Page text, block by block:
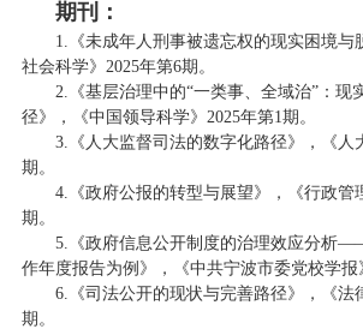
期刊：
1.《未成年人刑事被遗忘权的现实困境与
社会科学》2025年第6期。
2.《基层治理中的“一类事、全域治”：现
径》，《中国领导科学》2025年第1期。
3.《人大监督司法的数字化路径》，《人
期。
4.《政府公报的转型与展望》，《行政管
期。
5.《政府信息公开制度的治理效应分析
作年度报告为例》，《中共宁波市委党校学报
6.《司法公开的现状与完善路径》，《法
期。